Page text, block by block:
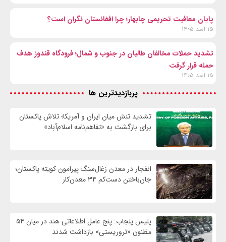
پایان معافیت تحریمی‌ چابهار؛ چرا افغانستان نگران است؟
۱۵ اسد ۱۴۰۵
تشدید حملات مخالفان طالبان در جنوب و شمال؛ فرودگاه قندوز هدف
حمله قرار گرفت
۱۵ اسد ۱۴۰۵
پربازدیدترین ها
تشدید تنش میان ایران و آمریکا؛ تلاش پاکستان
برای بازگشت به «تفاهم‌نامه اسلام‌آباد»
انفجار در معدن زغال‌سنگ پیرامون کویته پاکستان؛
جان‌باختن دست‌کم ۳۴ معدن‌کار
پلیس پنجاب: پنج عامل اطلاعاتی هند در میان ۵۴
مظنون «تروریستی» بازداشت شدند